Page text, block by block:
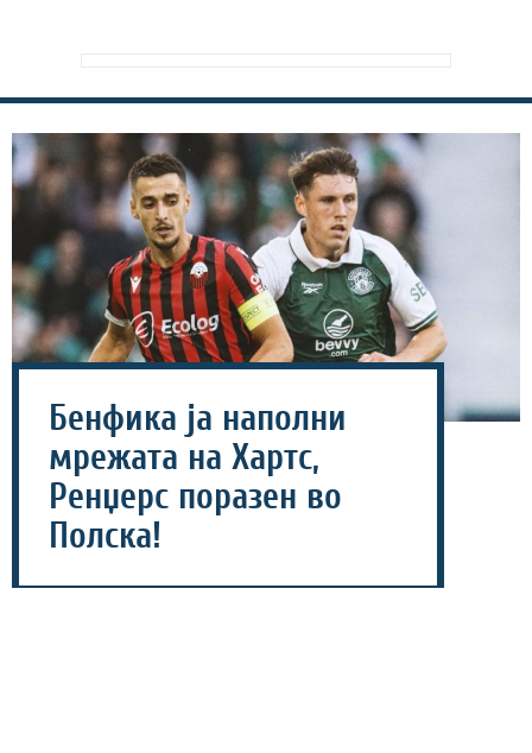
Бенфика ја наполни
мрежата на Хартс,
Ренџерс поразен во
Полска!